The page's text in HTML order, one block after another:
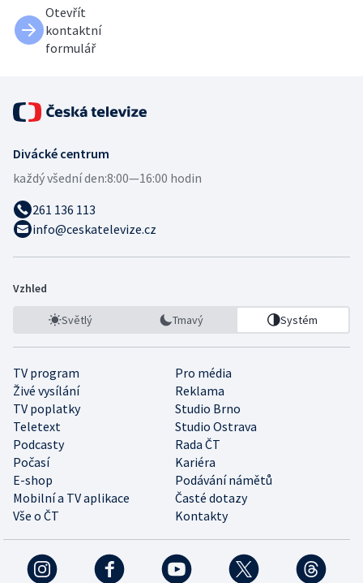
Otevřít
kontaktní
formulář
Divácké centrum
každý všední den:8:00—16:00 hodin
261 136 113
info@ceskatelevize.cz
Vzhled
Světlý Tmavý Systém
TV program
Pro média
Živé vysílání
Reklama
TV poplatky
Studio Brno
Teletext
Studio Ostrava
Podcasty
Rada ČT
Počasí
Kariéra
E-shop
Podávání námětů
Mobilní a TV aplikace
Časté dotazy
Vše o ČT
Kontakty